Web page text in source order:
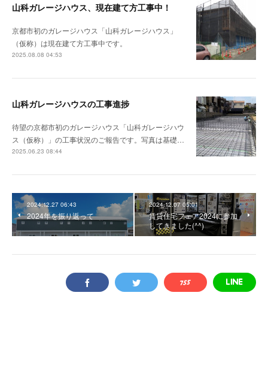
山科ガレージハウス、現在建て方工事中！
京都市初のガレージハウス「山科ガレージハウス」
（仮称）は現在建て方工事中です。
2025.08.08 04:53
山科ガレージハウスの工事進捗
待望の京都市初のガレージハウス「山科ガレージハウ
ス（仮称）」の工事状況のご報告です。写真は基礎…
2025.06.23 08:44
2024.12.27 06:43
2024年を振り返って
2024.12.07 05:01
賃貸住宅フェア2024に参加
してきました(^^)